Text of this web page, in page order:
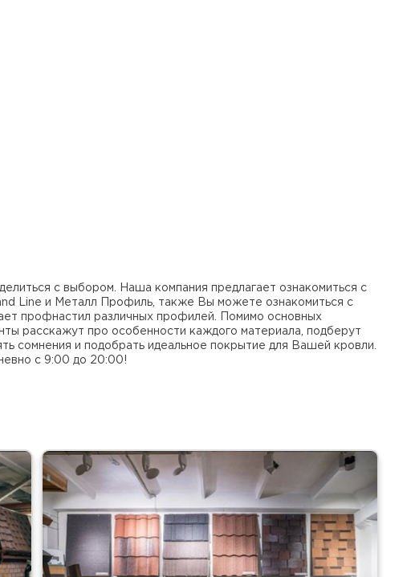
с выбором. Наша компания предлагает ознакомиться с
Line и Металл Профиль, также Вы можете ознакомиться с
профнастил различных профилей. Помимо основных
расскажут про особенности каждого материала, подберут
сомнения и подобрать идеальное покрытие для Вашей кровли.
с 9:00 до 20:00!
песчаная черепица